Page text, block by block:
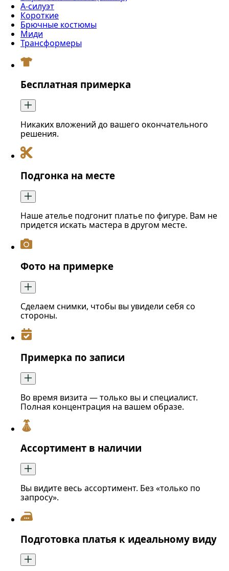
А-силуэт
Короткие
Брючные костюмы
Миди
Трансформеры
Бесплатная примерка
Никаких вложений до вашего окончательного
решения.
Подгонка на месте
Наше ателье подгонит платье по фигуре. Вам не
придется искать мастера в другом месте.
Фото на примерке
Сделаем снимки, чтобы вы увидели себя со
стороны.
Примерка по записи
Во время визита — только вы и специалист.
Полная концентрация на вашем образе.
Ассортимент в наличии
Вы видите весь ассортимент. Без «только по
запросу».
Подготовка платья к идеальному виду